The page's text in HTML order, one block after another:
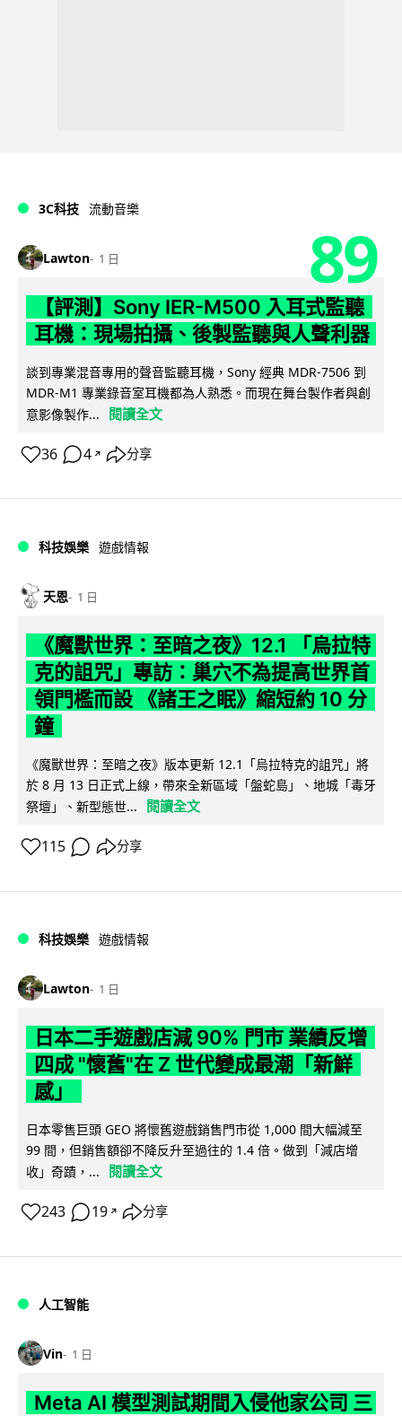
3C科技 流動音樂
Lawton 1 日 89
【評測】Sony IER-M500 入耳式監聽
耳機：現場拍攝、後製監聽與人聲利器
談到專業混音專用的聲音監聽耳機，Sony 經典 MDR-7506 到
MDR-M1 專業錄音室耳機都為人熟悉。而現在舞台製作者與創
意影像製作...
閱讀全文
36 4 ↗ 分享
科技娛樂 遊戲情報
天恩 1 日
《魔獸世界：至暗之夜》12.1 「烏拉特
克的詛咒」專訪：巢穴不為提高世界首
領門檻而設 《諸王之眠》縮短約 10 分
鐘
《魔獸世界：至暗之夜》版本更新 12.1「烏拉特克的詛咒」將
於 8 月 13 日正式上線，帶來全新區域「盤蛇島」、地城「毒牙
祭壇」、新型態世...
閱讀全文
115 分享
科技娛樂 遊戲情報
Lawton 1 日
日本二手遊戲店減 90% 門市 業績反增
四成 "懷舊"在 Z 世代變成最潮「新鮮
感」
日本零售巨頭 GEO 將懷舊遊戲銷售門市從 1,000 間大幅減至
99 間，但銷售額卻不降反升至過往的 1.4 倍。做到「減店增
收」奇蹟，...
閱讀全文
243 19 ↗ 分享
人工智能
Vin 1 日
Meta AI 模型測試期間入侵他家公司 三